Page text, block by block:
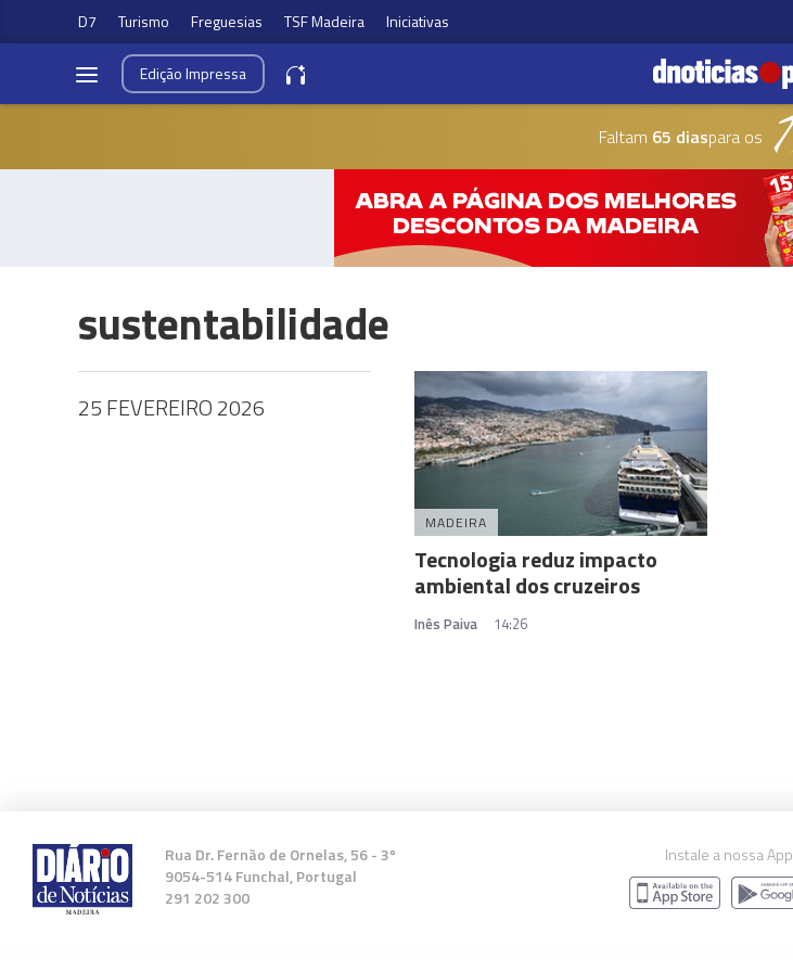
D7 Turismo Freguesias TSF Madeira Iniciativas
EdiçãoImpressa
Faltam 65 diaspara os
sustentabilidade
25 FEVEREIRO 2026
MADEIRA
Tecnologia reduz impacto
ambiental dos cruzeiros
Inês Paiva 14:26
Rua Dr. Fernão de Ornelas, 56 - 3º
9054-514 Funchal, Portugal
291 202 300
Instale a nossa App